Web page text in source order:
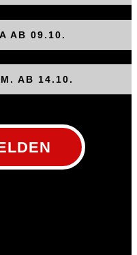
AB 09.10.
AB 14.10.